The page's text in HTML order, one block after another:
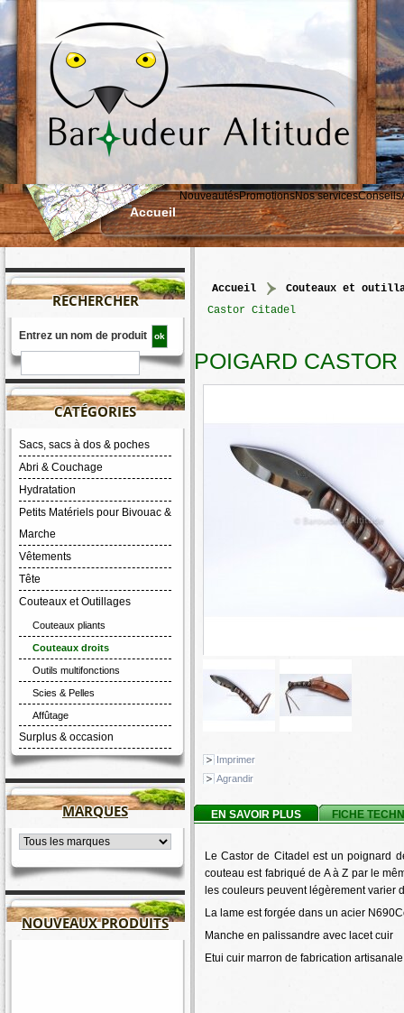
Accueil
NouveautésPromotionsNos servicesConseils
RECHERCHER
Entrez un nom de produit
CATÉGORIES
Sacs, sacs à dos & poches
Abri & Couchage
Hydratation
Petits Matériels pour Bivouac &
Marche
Vêtements
Tête
Couteaux et Outillages
Couteaux pliants
Couteaux droits
Outils multifonctions
Scies & Pelles
Affûtage
Surplus & occasion
MARQUES
NOUVEAUX PRODUITS
accueil >
couteaux et
Castor Citadel
POIGARD
Imprimer
Agrandir
EN SAVOIR PLUS FICHE
Le Castor de Citadel est un poignard
couteau est fabriqué de A à Z par le
les couleurs peuvent légèrement varier
La lame est forgée dans un acier
Manche en palissandre avec lacet cuir
Etui cuir marron de fabrication artisanale